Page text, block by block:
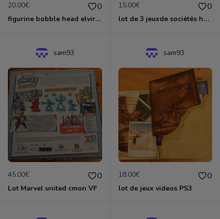
20.00€ 0
figurine bobble head elvira mistress of darkness
15.00€ 0
lot de 3 jeuxde sociétés héros à louer+ welcome to the dungeon+welcome back to the dungeon
sam93
45.00€ 0
Lot Marvel united cmon VF
sam93
18.00€ 0
lot de jeux videos PS3